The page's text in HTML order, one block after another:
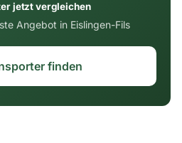
jetzt vergleichen
Angebot in Eislingen-Fils
finden